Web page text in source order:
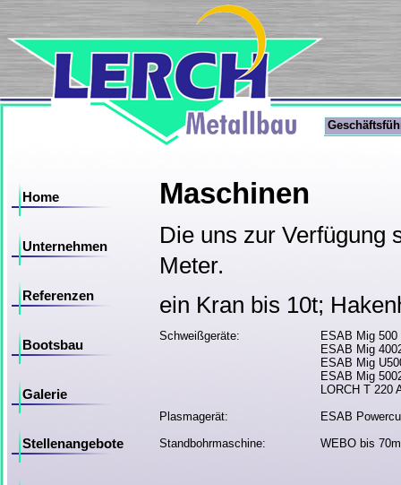
Home
Unternehmen
Referenzen
Bootsbau
Galerie
Stellenangebote
Maschinen
Die uns zur Verfügung
Meter.
ein Kran bis 10t;
Schweißgeräte:
ESAB Mig 500
ESAB Mig
ESAB Mig
ESAB Mig
LORCH T 220
Plasmagerät:
ESAB
Standbohrmaschine:
WEBO bis